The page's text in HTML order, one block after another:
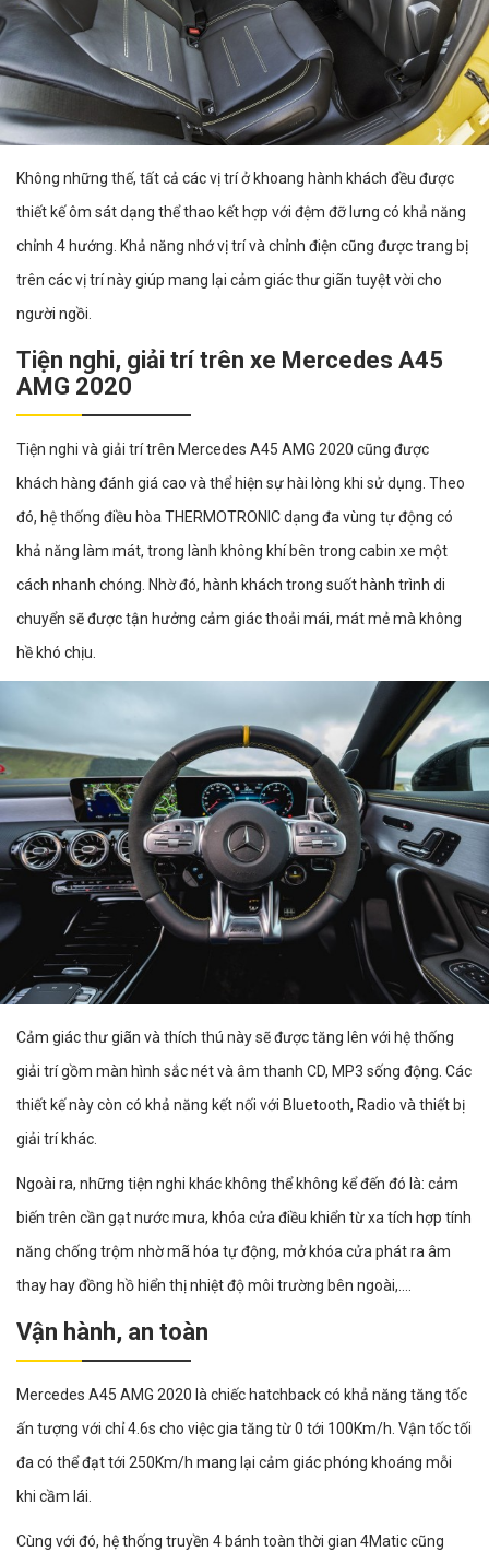
Không những thế, tất cả các vị trí ở khoang hành khách đều được
thiết kế ôm sát dạng thể thao kết hợp với đệm đỡ lưng có khả năng
chỉnh 4 hướng. Khả năng nhớ vị trí và chỉnh điện cũng được trang bị
trên các vị trí này giúp mang lại cảm giác thư giãn tuyệt vời cho
người ngồi.
Tiện nghi, giải trí trên xe Mercedes A45
AMG 2020
Tiện nghi và giải trí trên Mercedes A45 AMG 2020 cũng được
khách hàng đánh giá cao và thể hiện sự hài lòng khi sử dụng. Theo
đó, hệ thống điều hòa THERMOTRONIC dạng đa vùng tự động có
khả năng làm mát, trong lành không khí bên trong cabin xe một
cách nhanh chóng. Nhờ đó, hành khách trong suốt hành trình di
chuyển sẽ được tận hưởng cảm giác thoải mái, mát mẻ mà không
hề khó chịu.
Cảm giác thư giãn và thích thú này sẽ được tăng lên với hệ thống
giải trí gồm màn hình sắc nét và âm thanh CD, MP3 sống động. Các
thiết kế này còn có khả năng kết nối với Bluetooth, Radio và thiết bị
giải trí khác.
Ngoài ra, những tiện nghi khác không thể không kể đến đó là: cảm
biến trên cần gạt nước mưa, khóa cửa điều khiển từ xa tích hợp tính
năng chống trộm nhờ mã hóa tự động, mở khóa cửa phát ra âm
thay hay đồng hồ hiển thị nhiệt độ môi trường bên ngoài,....
Vận hành, an toàn
Mercedes A45 AMG 2020 là chiếc hatchback có khả năng tăng tốc
ấn tượng với chỉ 4.6s cho việc gia tăng từ 0 tới 100Km/h. Vận tốc tối
đa có thể đạt tới 250Km/h mang lại cảm giác phóng khoáng mỗi
khi cầm lái.
Cùng với đó, hệ thống truyền 4 bánh toàn thời gian 4Matic cũng